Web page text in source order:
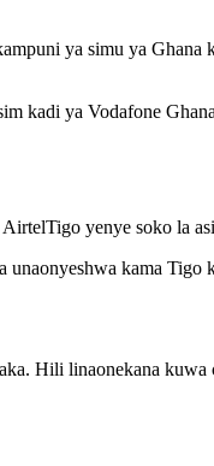
ya simu ya Ghana
kadi ya Vodafone
yenye soko la
kama Tigo
Hili linaonekana kuwa